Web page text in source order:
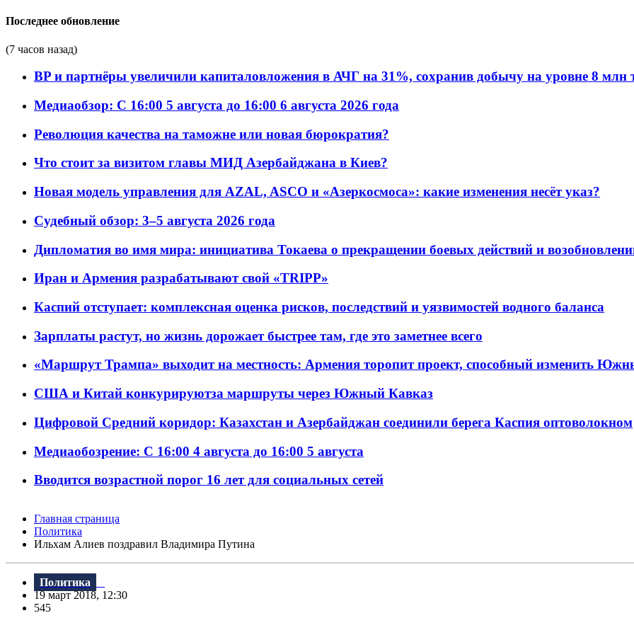
Последнее обновление
(7 часов назад)
BP и партнёры увеличили капиталовложения в АЧГ на 31%, сохранив добычу на уровне 8 млн
Медиаобзор: С 16:00 5 августа до 16:00 6 августа 2026 года
Революция качества на таможне или новая бюрократия?
Что стоит за визитом главы МИД Азербайджана в Киев?
Новая модель управления для AZAL, ASCO и «Азеркосмоса»: какие изменения несёт указ?
Судебный обзор: 3–5 августа 2026 года
Дипломатия во имя мира: инициатива Токаева о прекращении боевых действий и
Иран и Армения разрабатывают свой «TRIPP»
Каспий отступает: комплексная оценка рисков, последствий и уязвимостей водного баланса
Зарплаты растут, но жизнь дорожает быстрее там, где это заметнее всего
«Маршрут Трампа» выходит на местность: Армения торопит проект, способный изменить
США и Китай конкурируютза маршруты через Южный Кавказ
Цифровой Средний коридор: Казахстан и Азербайджан соединили берега Каспия оптоволокном
Медиаобозрение: С 16:00 4 августа до 16:00 5 августа
Вводится возрастной порог 16 лет для социальных сетей
Главная страница
Политика
Ильхам Алиев поздравил Владимира Путина
Политика
19 март 2018, 12:30
545